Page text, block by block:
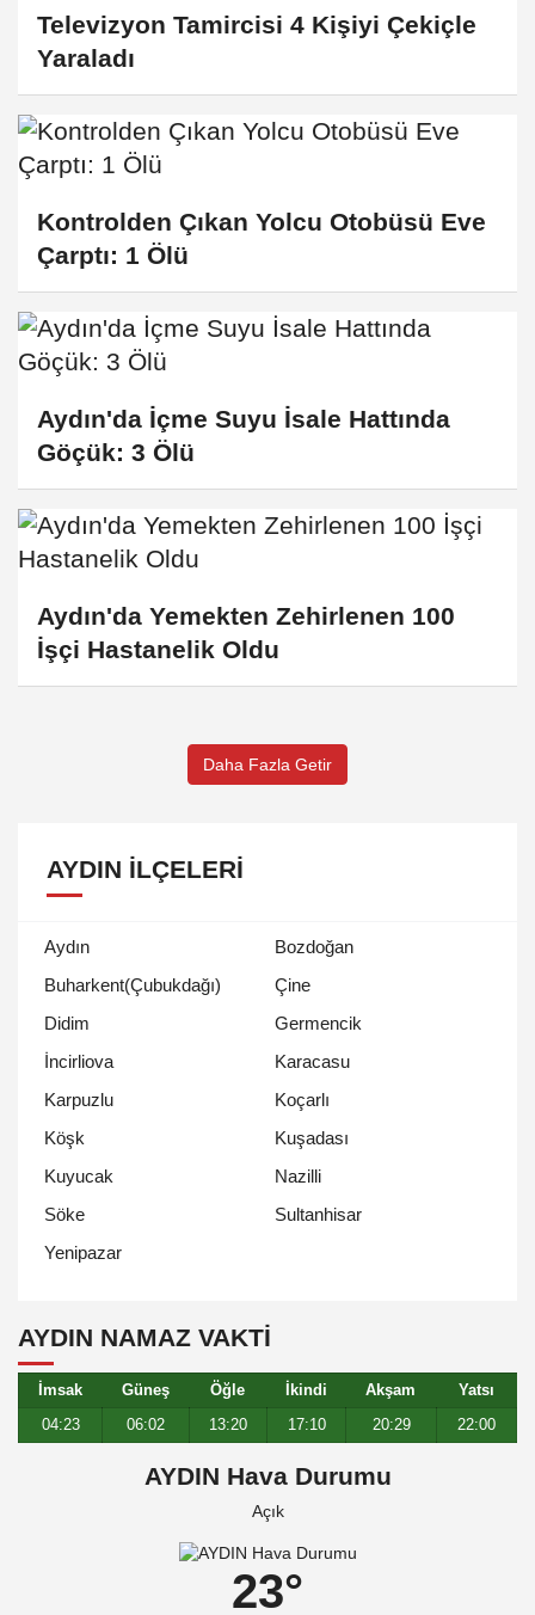
Televizyon Tamircisi 4 Kişiyi Çekiçle
Yaraladı
Kontrolden Çıkan Yolcu Otobüsü Eve
Çarptı: 1 Ölü
Aydın'da İçme Suyu İsale Hattında
Göçük: 3 Ölü
Aydın'da Yemekten Zehirlenen 100
İşçi Hastanelik Oldu
Daha Fazla Getir
AYDIN İLÇELERI
Aydın
Bozdoğan
Buharkent(Çubukdağı)
Çine
Didim
Germencik
İncirliova
Karacasu
Karpuzlu
Koçarlı
Köşk
Kuşadası
Kuyucak
Nazilli
Söke
Sultanhisar
Yenipazar
AYDIN NAMAZ VAKTİ
İmsak Güneş Öğle İkindi Akşam
Yatsı
04:23
06:02 13:20 17:10 20:29 22:00
AYDIN Hava Durumu
Açık
23°